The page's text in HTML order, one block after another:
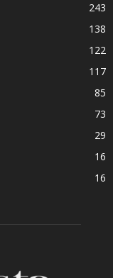
243
138
122
117
85
73
29
16
16